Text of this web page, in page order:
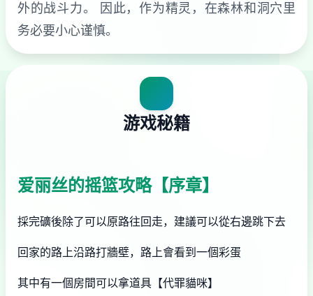
外的战斗力。 因此，作为精灵，在森林和洞穴里
务必要小心谨慎。
游戏秘籍
爱丽丝的摇篮攻略【序章】
採完礦後除了可以原路往回走，建議可以從右邊跳下去
回家的路上沿路打牆壁，路上會看到一個彩蛋
其中有一個房間可以拿道具【代罪貓咪】